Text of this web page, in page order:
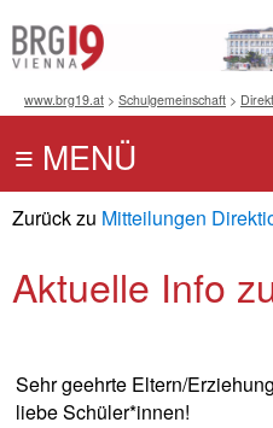
www.brg19.at > Schulgemeinschaft >
Zurück zu Mitteilungen
Aktuelle Info
Sehr geehrte Eltern/
liebe Schüler*innen!